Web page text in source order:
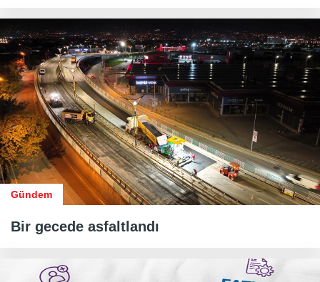
Gündem
Bir gecede asfaltlandı